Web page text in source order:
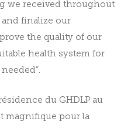
we received throughout
and finalize our
the quality of our
health system for
du GHDLP au
magnifique pour la